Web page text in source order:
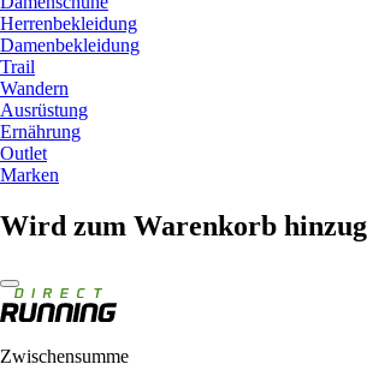
Herrenbekleidung
Damenbekleidung
Trail
Wandern
Ausrüstung
Ernährung
Outlet
Marken
Wird zum Warenkorb
Zwischensumme